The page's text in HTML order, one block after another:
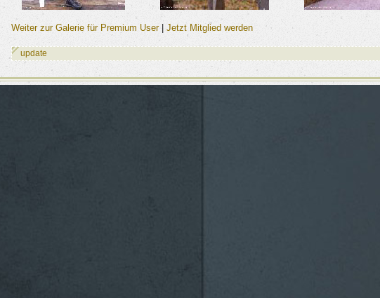
Weiter zur Galerie für Premium User| Jetzt Mitglied werden
update